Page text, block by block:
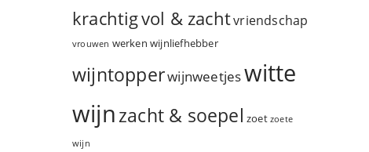
krachtigvol & zachtvriendschap
vrouwen werken wijnliefhebber
wijntopperwijnweetjeswitte
wijnzacht & soepel zoet zoete
wijn